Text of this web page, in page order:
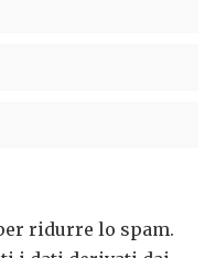
ridurre lo spam.